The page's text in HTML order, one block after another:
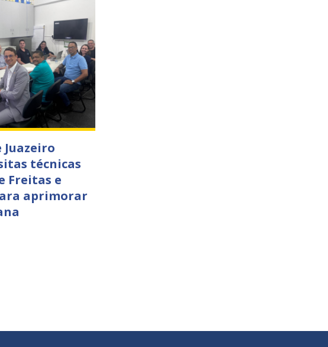
Juazeiro
técnicas
Freitas e
aprimorar